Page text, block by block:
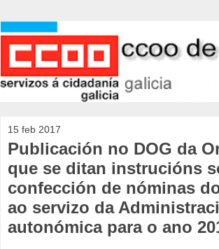
15 feb 2017
Publicación no DOG da
que se ditan instrucións
confección de nóminas
ao servizo da
autonómica para o ano